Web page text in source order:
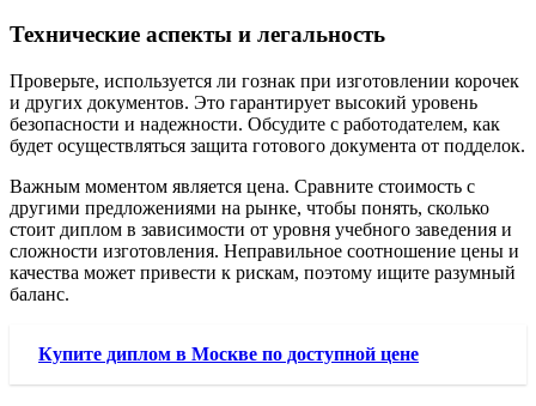
Технические аспекты и легальность
Проверьте, используется ли гознак при изготовлении корочек
и других документов. Это гарантирует высокий уровень
безопасности и надежности. Обсудите с работодателем, как
будет осуществляться защита готового документа от подделок.
Важным моментом является цена. Сравните стоимость с
другими предложениями на рынке, чтобы понять, сколько
стоит диплом в зависимости от уровня учебного заведения и
сложности изготовления. Неправильное соотношение цены и
качества может привести к рискам, поэтому ищите разумный
баланс.
Купите диплом в Москве по доступной цене